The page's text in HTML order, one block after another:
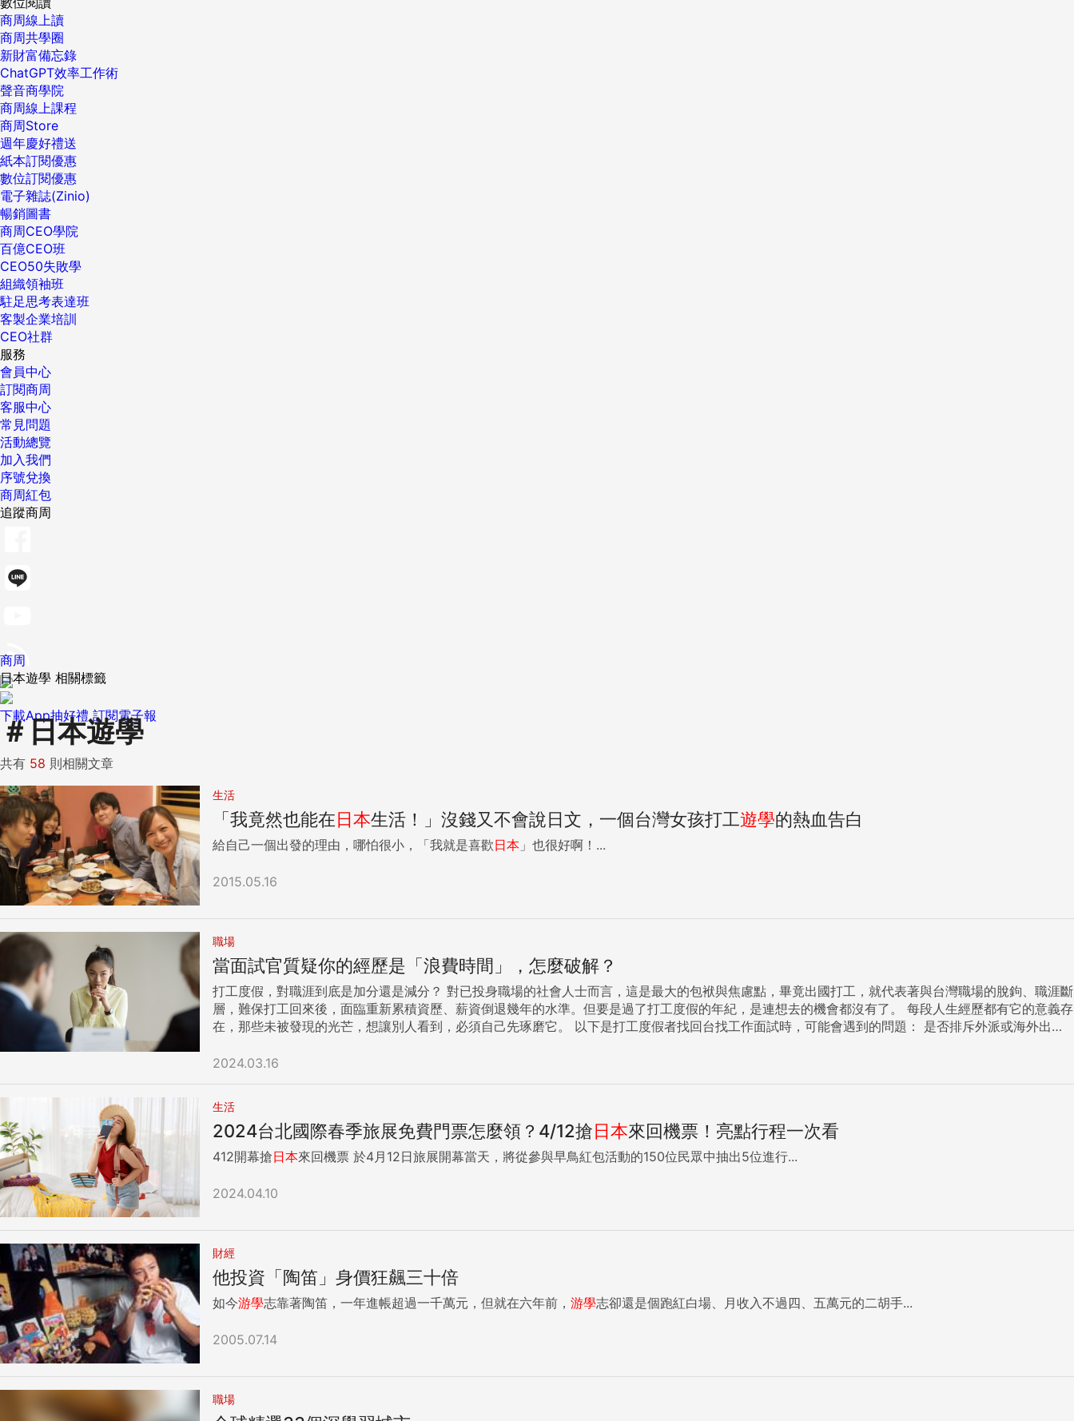
商周線上讀
商周共學圈
新財富備忘錄
ChatGPT效率工作術
聲音商學院
商周線上課程
商周Store
週年慶好禮送
紙本訂閱優惠
數位訂閱優惠
電子雜誌(Zinio)
暢銷圖書
商周CEO學院
百億CEO班
CEO50失敗學
組織領袖班
駐足思考表達班
客製企業培訓
CEO社群
服務
會員中心
訂閱商周
客服中心
常見問題
活動總覽
加入我們
序號兌換
商周紅包
追蹤商周
下載App抽好禮 訂閱電子報
商周
日本遊學 相關標籤
＃日本遊學
共有 58 則相關文章
生活
「我竟然也能在日本生活！」沒錢又不會說日文，一個台灣女孩打工遊學的熱血告白
給自己一個出發的理由，哪怕很小，「我就是喜歡日本 」也很好啊！...
2015.05.16
職場
當面試官質疑你的經歷是「浪費時間」，怎麼破解？
打工度假，對職涯到底是加分還是減分？ 對已投身職場的社會人士而言，這是最大的包袱與焦慮點，畢竟出國打工，就代表著與台灣職場的脫鉤、職涯斷
層，難保打工回來後，面臨重新累積資歷、薪資倒退幾年的水準。但要是過了打工度假的年紀，是連想去的機會都沒有了。 每段人生經歷都有它的意義存
在，那些未被發現的光芒，想讓別人看到，必須自己先琢磨它。 以下是打工度假者找回台找工作面試時，可能會遇到的問題： 是否排斥外派或海外出
茄的人幹嘛？我們又不是種番茄的。 澳洲打工度假最大的收穫？ 回答沒有定式，只要開始問到澳洲打工的經歷，首要議題，就是改變面試官對打工度假
詞，碰壁久了，連自己都信了。但這到底是人的問題、還是學校的問題呢？其實，不是讀大學沒有用，而是「這個人」讀大學沒用。 打工度假也是同道
理，不論這段經歷所獲是否跟職場相關聯，總有故事能說。只是有沒有用心體會每一段經歷，不然就跟大學一樣，會被質疑是浪費時間。 我面試過好幾間
公司，只有一位面試官對我的澳洲打工經驗持負面態度。不管我怎麼說明，他就是一副「去澳洲浪費人生」的嘴臉，不想聽、也聽不進去澳洲給我的視野
與歷練。遇到這種人不必浪費口舌，趕快結束面試，找下一個伯樂。 相信我，當你的面試官對打工度假有些偏見，身邊也都沒有打工度假過的同事，聽到
到公司相關的事情上，面試官自然就能接受。因此即便應徵的職務沒有提到外派，我也會刻意將話題繞到這議題上，用自己的經驗翻轉他們對於打工度假
了開頭釣面試官胃口，也是翻轉面試官對於打工度假的刻板印象。 打工度假無法提升你的專業能力，還讓自已的職涯晚起步，不是浪費時間嗎？視面試狀
況而定，可以有3種回答方式： 1.承認自己在澳洲學不到專業能力，但看到了不同面貌的生活方式重點是在打工度假的過程中，學到了軟實力：勇於面對
挑戰，例如全英文生活；勇於嘗試，掃街投履歷、買車、仲介；抗壓性強，到澳洲是從0開始；尊重文化的多樣性。在設計回答時，就是針對「自己回答
得出來的名詞」放進去，就不會像是講空話。 2. 打工或許無法累積專業能力，但我認真看待人生的每一個階段我會說，我是在每個人生過程中培養自己
每一段我放進履歷的人生經歷，都有它的意義存在，沒有所謂的「浪費時間」，若我的人生經歷少了其中了一段，或許我就沒機會坐在這裡，而是第一階
輕時比別人少2年台灣工作經驗，跟其他同行的能力差異，真的會差很多嗎？ 我們公司要一個很會採番茄的人幹嘛？ 有些面試官會拿你在澳洲的成就當笑
話問，這時候就要舉一反三，而不是尷尬或惱羞在原地，你可以把在澳洲培養的軟實力拿出來再說一次。例如，「別人採番茄都是靠一根脊椎跟健壯的四
肢，但我靠的是思考「如何將過去所學應用到工作中」，專注在許多細節上，最後在公司尾牙上獲得一年一度的殊榮。」 針對自己在澳洲的成就，只要能
2024.03.16
生活
2024台北國際春季旅展免費門票怎麼領？4/12搶日本來回機票！亮點行程一次看
412開幕搶日本 來回機票 於4月12日旅展開幕當天，將從參與早鳥紅包活動的150位民眾中抽出5位進行...
2024.04.10
財經
他投資「陶笛」身價狂飆三十倍
如今游學志靠著陶笛，一年進帳超過一千萬元，但就在六年前， 游學志卻還是個跑紅白場、月收入不過四、五萬元的二胡手...
2005.07.14
職場